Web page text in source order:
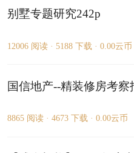
别墅专题研究242p
12006 阅读 · 5188 下载 · 0.00云币
国信地产--精装修房考察
8865 阅读 · 4673 下载 · 0.00云币